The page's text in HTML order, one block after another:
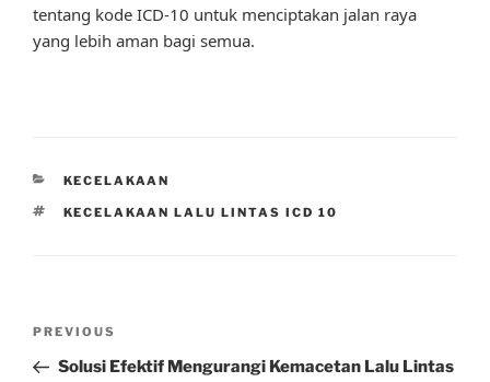
tentang kode ICD-10 untuk menciptakan jalan raya
yang lebih aman bagi semua.
CATEGORIES
KECELAKAAN
TAGS
KECELAKAAN LALU LINTAS ICD 10
Previous
Post
PREVIOUS
Solusi Efektif Mengurangi Kemacetan Lalu Lintas